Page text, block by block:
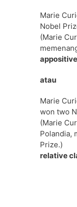
Marie
Nobel
(Marie
atau
Marie
won two
(Marie
Polandia,
Prize.)
relative